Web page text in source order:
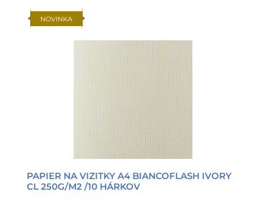
NOVINKA
PAPIER NA VIZITKY A4 BIANCOFLASH IVORY
CL 250G/M2 /10 HÁRKOV